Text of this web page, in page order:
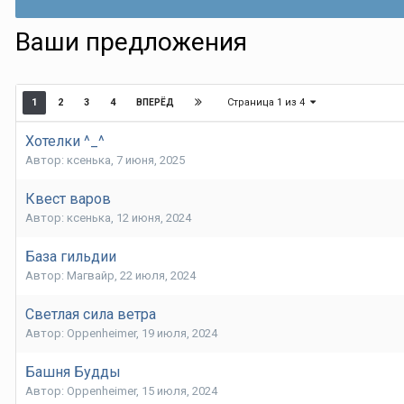
Ваши предложения
1 2 3 4 ВПЕРЁД Страница 1 из 4
Хотелки ^_^
Автор: ксенька, 7 июня, 2025
Квест варов
Автор: ксенька, 12 июня, 2024
База гильдии
Автор: Магвайр, 22 июля, 2024
Светлая сила ветра
Автор: Oppenheimer, 19 июля, 2024
Башня Будды
Автор: Oppenheimer, 15 июля, 2024